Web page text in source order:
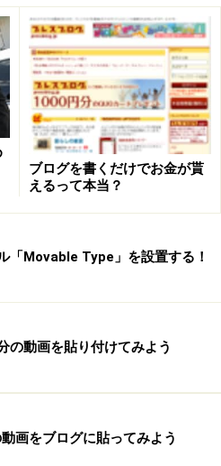
ブログを書くだけでお金が貰
えるって本当？
「Movable Type」を設置する！
の動画を貼り付けてみよう
画をブログに貼ってみよう